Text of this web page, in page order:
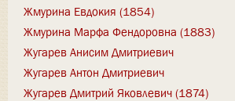
Жмурина Евдокия (1854)
Жмурина Марфа Фендоровна (1883)
Жугарев Анисим Дмитриевич
Жугарев Антон Дмитриевич
Жугарев Дмитрий Яковлевич (1874)